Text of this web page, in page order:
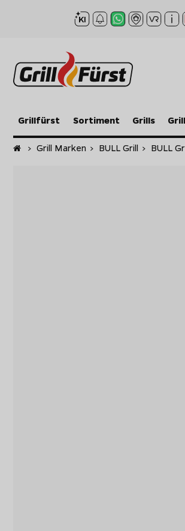
Grillfürst Sortiment Grills
Startseite
> Grill Marken > BULL Grill > BULL